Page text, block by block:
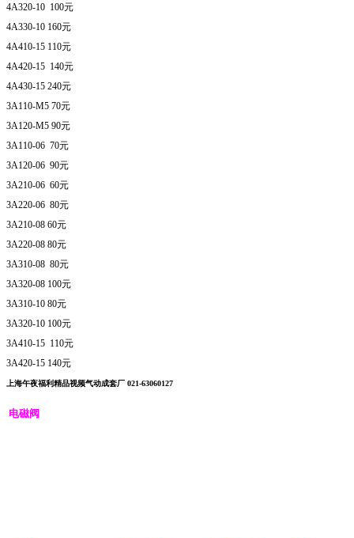
4A320-10 100元
4A330-10 160元
4A410-15 110元
4A420-15 140元
4A430-15 240元
3A110-M5 70元
3A120-M5 90元
3A110-06 70元
3A120-06 90元
3A210-06 60元
3A220-06 80元
3A210-08 60元
3A220-08 80元
3A310-08 80元
3A320-08 100元
3A310-10 80元
3A320-10 100元
3A410-15 110元
3A420-15 140元
上海午夜福利精品视频气动成套厂 021-63060127
电磁阀